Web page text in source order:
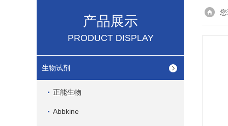
产品展示
PRODUCT DISPLAY
生物试剂
正能生物
Abbkine